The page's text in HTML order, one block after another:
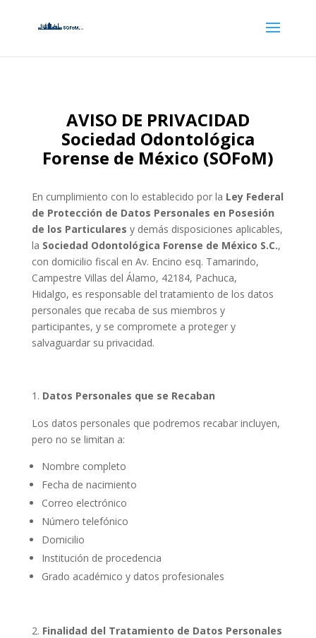
AVISO DE PRIVACIDAD
Sociedad Odontológica
Forense de México (SOFoM)
En cumplimiento con lo establecido por la Ley Federal
de Protección de Datos Personales en Posesión
de los Particulares y demás disposiciones aplicables,
la Sociedad Odontológica Forense de México S.C.,
con domicilio fiscal en Av. Encino esq. Tamarindo,
Campestre Villas del Álamo, 42184, Pachuca,
Hidalgo, es responsable del tratamiento de los datos
personales que recaba de sus miembros y
participantes, y se compromete a proteger y
salvaguardar su privacidad.
Datos Personales que se Recaban
Los datos personales que podremos recabar incluyen,
pero no se limitan a:
Nombre completo
Fecha de nacimiento
Correo electrónico
Número telefónico
Domicilio
Institución de procedencia
Grado académico y datos profesionales
Finalidad del Tratamiento de Datos Personales